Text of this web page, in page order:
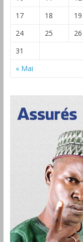
« Mai
17
18 19
24
25 26
31